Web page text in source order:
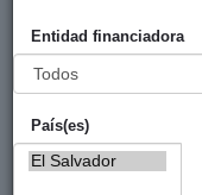
Entidad financiadora
País(es)